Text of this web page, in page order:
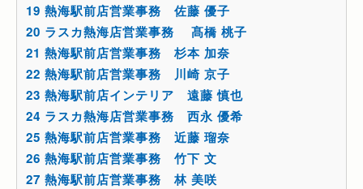
19 熱海駅前店営業事務 佐藤 優子
20 ラスカ熱海店営業事務 髙橋 桃子
21 熱海駅前店営業事務 杉本 加奈
22 熱海駅前店営業事務 川崎 京子
23 熱海駅前店インテリア 遠藤 慎也
24 ラスカ熱海店営業事務 西永 優希
25 熱海駅前店営業事務 近藤 瑠奈
26 熱海駅前店営業事務 竹下 文
27 熱海駅前店営業事務 林 美咲